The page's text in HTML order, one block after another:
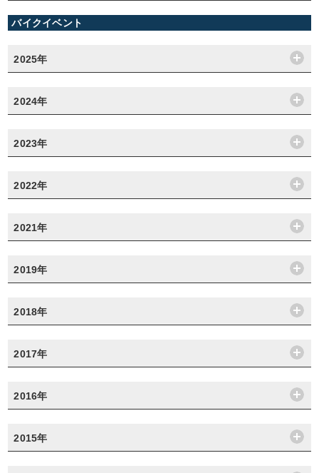
バイクイベント
2025年
2024年
2023年
2022年
2021年
2019年
2018年
2017年
2016年
2015年